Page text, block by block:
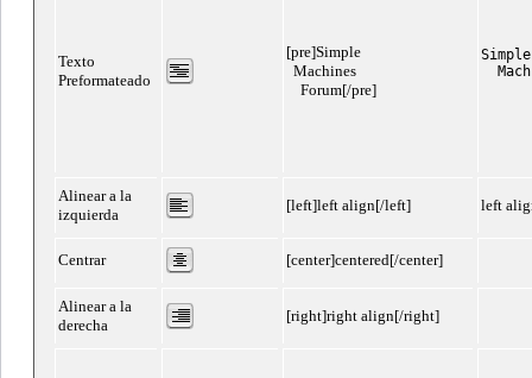
Texto
Preformateado
[pre]Simple
Machines
Forum[/pre]
Simple
Alinear a la
izquierda
[left]left align[/left] left
Centrar [center]centered[/center]
Alinear a la
derecha
[right]right align[/right]